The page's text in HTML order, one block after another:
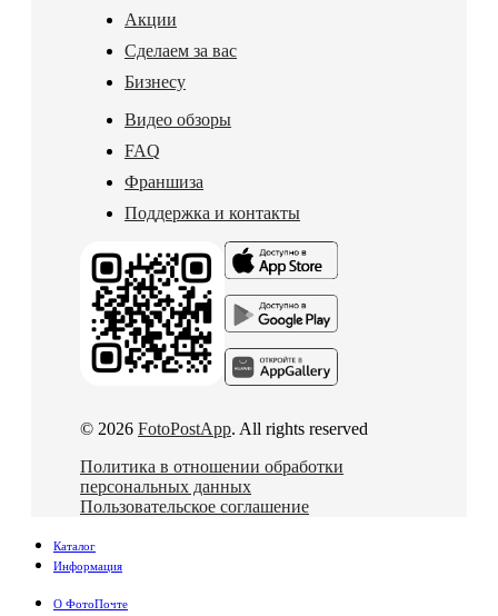
Акции
Сделаем за вас
Бизнесу
Видео обзоры
FAQ
Франшиза
Поддержка и контакты
© 2026 FotoPostApp. All rights reserved
Политика в отношении обработки
персональных данных
Пользовательское соглашение
Каталог
Информация
О ФотоПочте